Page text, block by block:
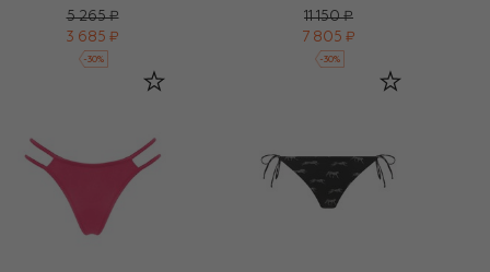
5 265 ₽
3 685 ₽
-30%
11 150 ₽
7 805 ₽
-30%